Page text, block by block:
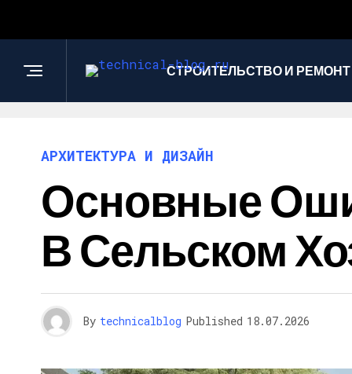
СТРОИТЕЛЬСТВО И РЕМОНТ
АРХИТЕКТУРА И ДИЗАЙН
Основные
В Сельском
By technicalblog Published 18.07.2026